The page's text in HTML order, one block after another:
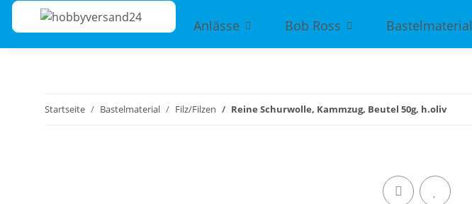
Anlässe Bob Ross Bastelmaterial
Startseite Bastelmaterial Filz/Filzen Reine Schurwolle, Kammzug, Beutel 50g, h.oliv